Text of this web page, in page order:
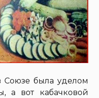
Союзе была уделом
а вот кабачковой